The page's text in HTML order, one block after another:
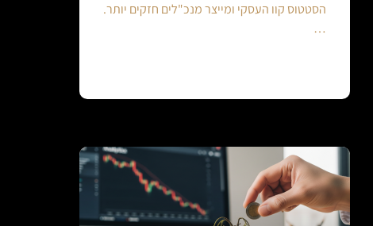
הסטטוס קוו העסקי ומייצר מנכ"לים חזקים יותר.
…